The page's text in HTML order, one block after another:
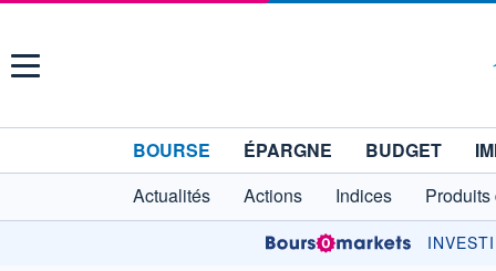
Menu
BOURSE ÉPARGNE BUDGET
Actualités
Actions Indices